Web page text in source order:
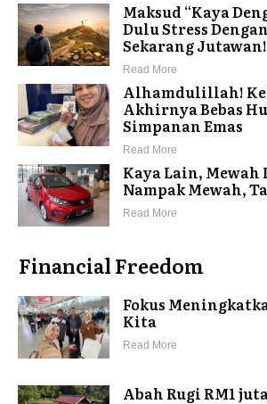
Maksud “Kaya
Dulu Stress
Sekarang Jutawan!
Read More
Alhamdulillah!
Akhirnya Bebas
Simpanan Emas
Read More
Kaya Lain,
Nampak Mewah,
Read More
Financial Freedom
Fokus
Kita
Read More
Abah Rugi RM1